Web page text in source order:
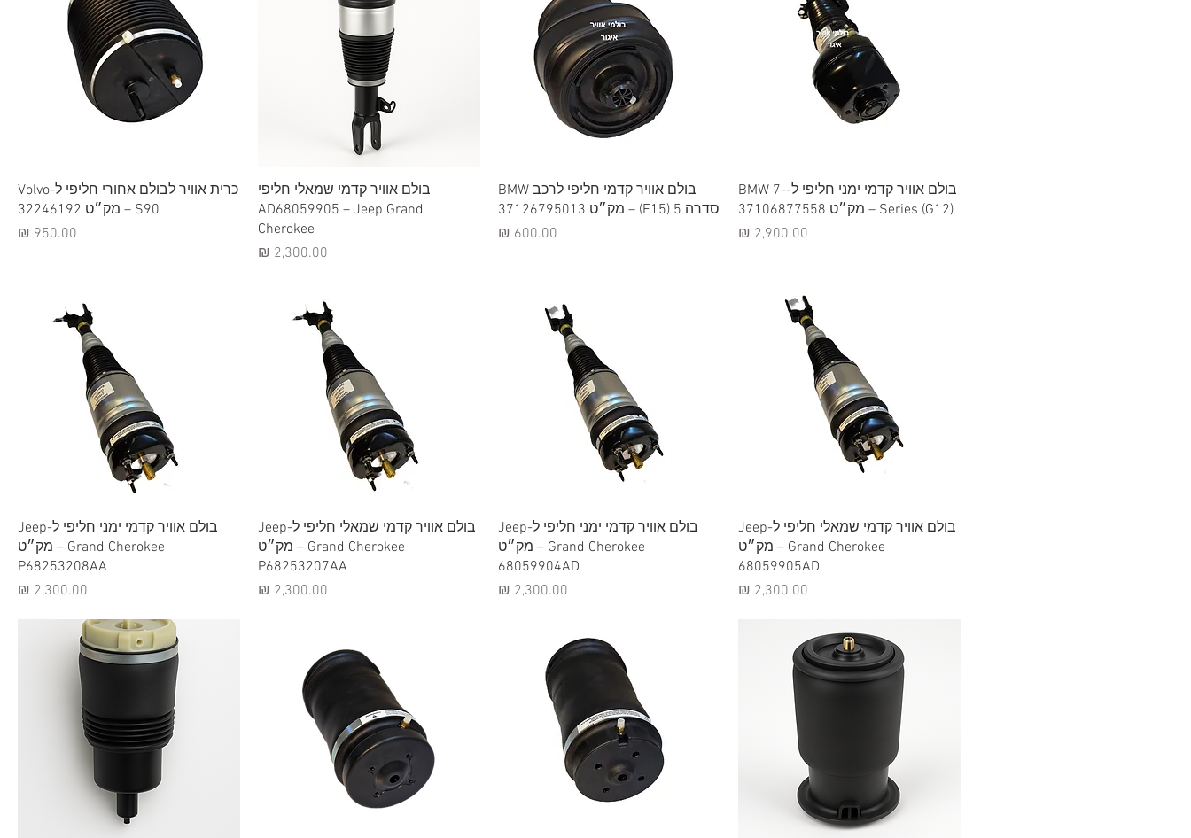
תצוגה מהירה
בולם אוויר קדמי ימני חליפי ל-BMW 7-
Series (G12) – מק״ט 37106877558
מחיר
תצוגה מהירה
בולם אוויר קדמי חליפי לרכב BMW
סדרה 5 (F15) – מק״ט 37126795013
מחיר
תצוגה מהירה
בולם אוויר קדמי שמאלי חליפי
AD68059905 – Jeep Grand
Cherokee
מחיר
תצוגה מהירה
כרית אוויר לבולם אחורי חליפי ל-Volvo
S90 – מק״ט 32246192
מחיר
תצוגה מהירה
בולם אוויר קדמי שמאלי חליפי ל-Jeep
Grand Cherokee – מק״ט
68059905AD
מחיר
תצוגה מהירה
בולם אוויר קדמי ימני חליפי ל-Jeep
Grand Cherokee – מק״ט
68059904AD
מחיר
תצוגה מהירה
בולם אוויר קדמי שמאלי חליפי ל-Jeep
Grand Cherokee – מק״ט
P68253207AA
מחיר
תצוגה מהירה
בולם אוויר קדמי ימני חליפי ל-Jeep
Grand Cherokee – מק״ט
P68253208AA
מחיר